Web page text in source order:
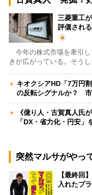
三菱重工
評価され
今年の株式市場を牽引し
きが広がっている。そう
キオクシアHD「7万円
の反転シグナルか？
《億り人・古賀真人氏
「DX・省力化・円安
突然マルサがやっ
【最終回
入れたプ